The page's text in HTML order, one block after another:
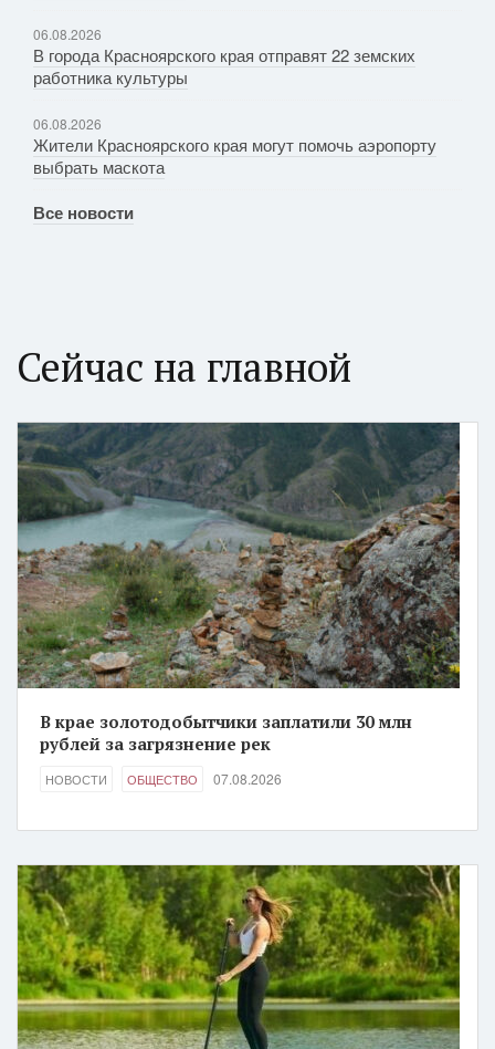
06.08.2026
В города Красноярского края отправят 22 земских
работника культуры
06.08.2026
Жители Красноярского края могут помочь аэропорту
выбрать маскота
Все новости
Сейчас на главной
В крае золотодобытчики заплатили 30 млн
рублей за загрязнение рек
НОВОСТИ ОБЩЕСТВО 07.08.2026